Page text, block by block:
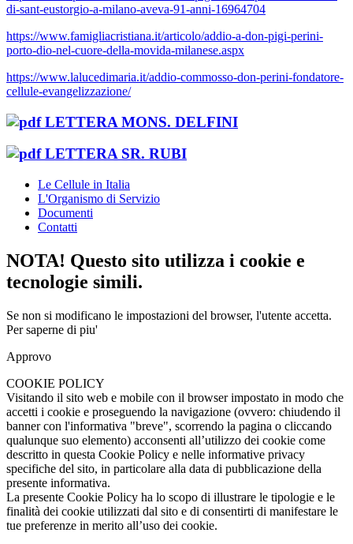
di-sant-eustorgio-a-milano-aveva-91-anni-16964704
https://www.famigliacristiana.it/articolo/addio-a-don-pigi-perini-
porto-dio-nel-cuore-della-movida-milanese.aspx
https://www.lalucedimaria.it/addio-commosso-don-perini-fondatore-
cellule-evangelizzazione/
LETTERA MONS. DELFINI
LETTERA SR. RUBI
Le Cellule in Italia
L'Organismo di Servizio
Documenti
Contatti
NOTA! Questo sito utilizza i cookie e
tecnologie simili.
Se non si modificano le impostazioni del browser, l'utente accetta.
Per saperne di piu'
Approvo
COOKIE POLICY
Visitando il sito web e mobile con il browser impostato in modo che
accetti i cookie e proseguendo la navigazione (ovvero: chiudendo il
banner con l'informativa "breve", scorrendo la pagina o cliccando
qualunque suo elemento) acconsenti all’utilizzo dei cookie come
descritto in questa Cookie Policy e nelle informative privacy
specifiche del sito, in particolare alla data di pubblicazione della
presente informativa.
La presente Cookie Policy ha lo scopo di illustrare le tipologie e le
finalità dei cookie utilizzati dal sito e di consentirti di manifestare le
tue preferenze in merito all’uso dei cookie.